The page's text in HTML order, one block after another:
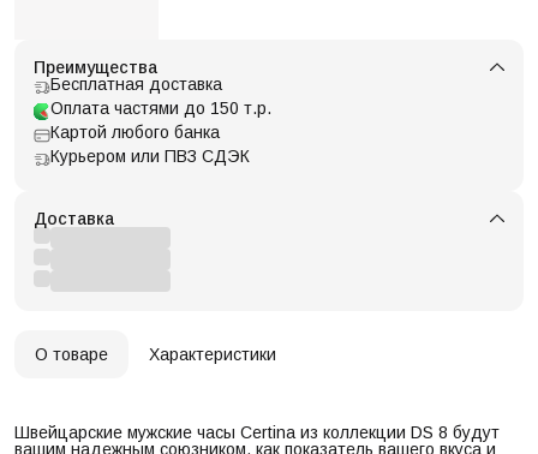
Преимущества
Бесплатная доставка
Оплата частями до 150 т.р.
Картой любого банка
Курьером или ПВЗ СДЭК
Доставка
О товаре Характеристики
Швейцарские мужские часы Certina из коллекции DS 8 будут
вашим надежным союзником, как показатель вашего вкуса и